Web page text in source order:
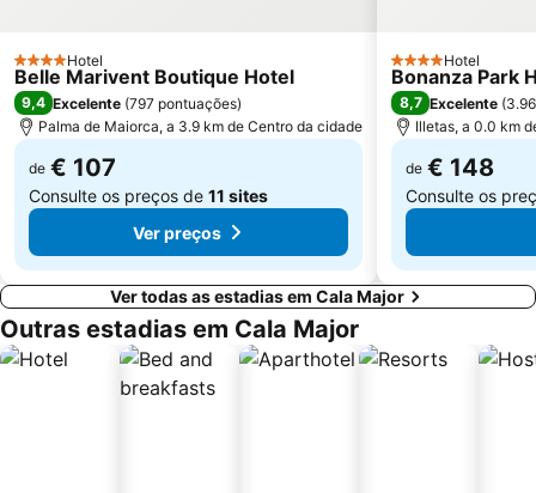
Platja La Romana o Platja Peguera Romana o Platja dels Morts
RIU Center
Ballermann 6
Ses Covetes
Port de Portals
4 Estrelas
Hotel
Belle Marivent Boutique Hotel
9,4 Excelente (797 pontuações)
Palma de Maiorca, a 3.9 km de Centro da cidade
de € 107
Consulte os preços de 11 sites
Ver preços
4 Estrelas
Hotel
Bonanza Park
8,7 Excelente (
Illetas, a 0.0 km
de € 148
Consulte os
Ver todas as estadias em Cala Major
Outras estadias em Cala Major